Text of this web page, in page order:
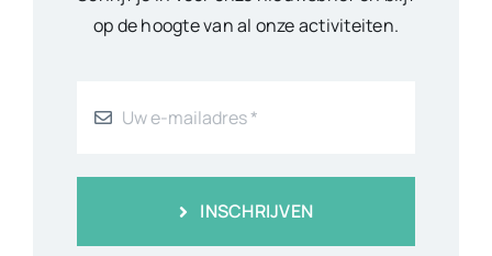
Home
Contact